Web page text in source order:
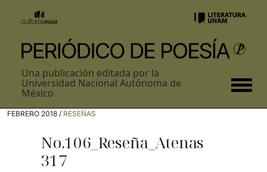
Una publicación editada por la
Universidad Nacional Autónoma de
México
FEBRERO 2018 / RESEÑAS
No.106_Reseña_Atenas
317